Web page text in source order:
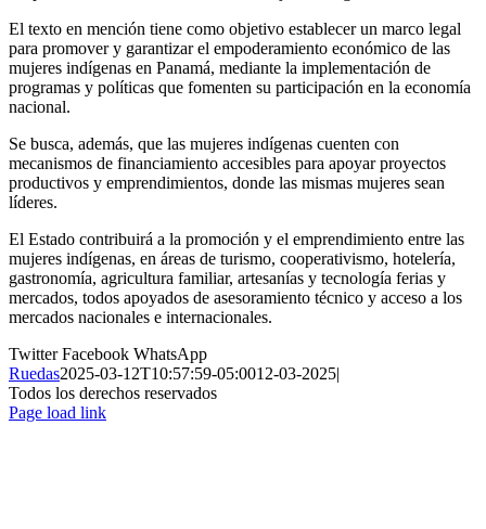
El texto en mención tiene como objetivo establecer un marco legal
para promover y garantizar el empoderamiento económico de las
mujeres indígenas en Panamá, mediante la implementación de
programas y políticas que fomenten su participación en la economía
nacional.
Se busca, además, que las mujeres indígenas cuenten con
mecanismos de financiamiento accesibles para apoyar proyectos
productivos y emprendimientos, donde las mismas mujeres sean
líderes.
El Estado contribuirá a la promoción y el emprendimiento entre las
mujeres indígenas, en áreas de turismo, cooperativismo, hotelería,
gastronomía, agricultura familiar, artesanías y tecnología ferias y
mercados, todos apoyados de asesoramiento técnico y acceso a los
mercados nacionales e internacionales.
TwitterFacebook WhatsApp
Ruedas2025-03-12T10:57:59-05:0012-03-2025|
Todos los derechos reservados
Page load link